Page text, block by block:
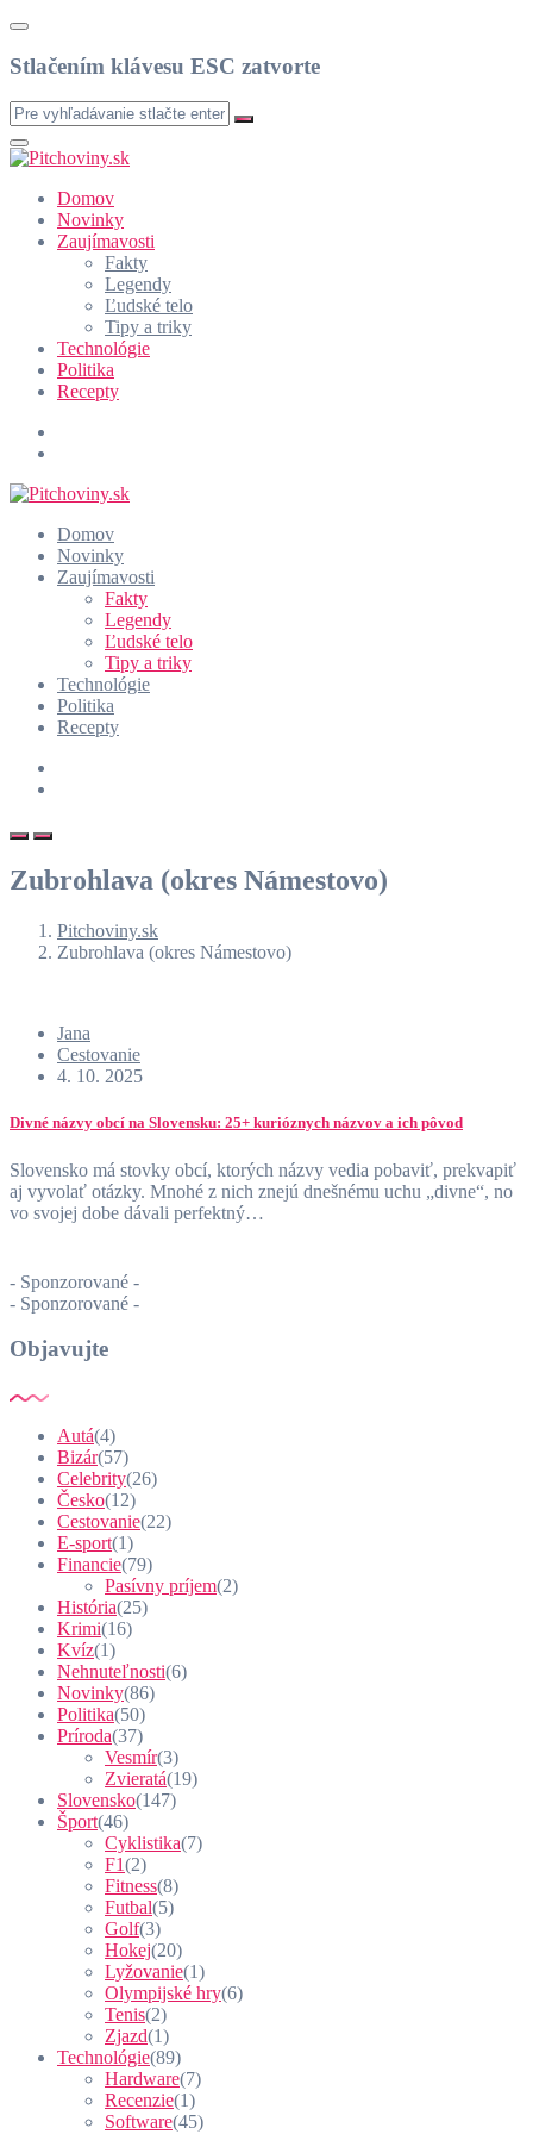
Stlačením klávesu ESC zatvorte
Domov
Novinky
Zaujímavosti
Fakty
Legendy
Ľudské telo
Tipy a triky
Technológie
Politika
Recepty
Domov
Novinky
Zaujímavosti
Fakty
Legendy
Ľudské telo
Tipy a triky
Technológie
Politika
Recepty
Zubrohlava (okres Námestovo)
Pitchoviny.sk
Zubrohlava (okres Námestovo)
Jana
Cestovanie
4. 10. 2025
Divné názvy obcí na Slovensku: 25+ kurióznych názvov a ich pôvod
Slovensko má stovky obcí, ktorých názvy vedia pobaviť, prekvapiť
aj vyvolať otázky. Mnohé z nich znejú dnešnému uchu „divne“, no
vo svojej dobe dávali perfektný…
- Sponzorované -
- Sponzorované -
Objavujte
Autá(4)
Bizár(57)
Celebrity(26)
Česko(12)
Cestovanie(22)
E-sport(1)
Financie(79)
Pasívny príjem(2)
História(25)
Krimi(16)
Kvíz(1)
Nehnuteľnosti(6)
Novinky(86)
Politika(50)
Príroda(37)
Vesmír(3)
Zvieratá(19)
Slovensko(147)
Šport(46)
Cyklistika(7)
F1(2)
Fitness(8)
Futbal(5)
Golf(3)
Hokej(20)
Lyžovanie(1)
Olympijské hry(6)
Tenis(2)
Zjazd(1)
Technológie(89)
Hardware(7)
Recenzie(1)
Software(45)